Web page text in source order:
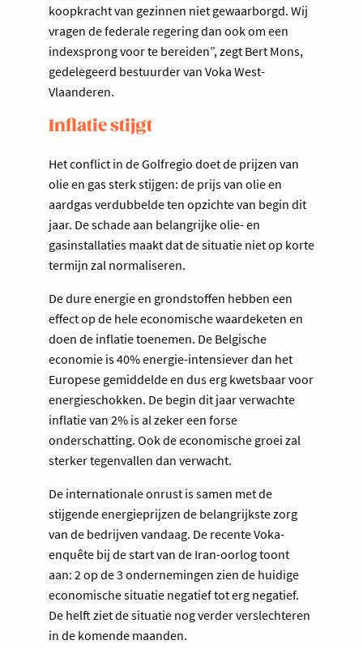
koopkracht van gezinnen niet gewaarborgd. Wij
vragen de federale regering dan ook om een
indexsprong voor te bereiden”, zegt Bert Mons,
gedelegeerd bestuurder van Voka West-
Vlaanderen.
Inflatie stijgt
Het conflict in de Golfregio doet de prijzen van
olie en gas sterk stijgen: de prijs van olie en
aardgas verdubbelde ten opzichte van begin dit
jaar. De schade aan belangrijke olie- en
gasinstallaties maakt dat de situatie niet op korte
termijn zal normaliseren.
De dure energie en grondstoffen hebben een
effect op de hele economische waardeketen en
doen de inflatie toenemen. De Belgische
economie is 40% energie-intensiever dan het
Europese gemiddelde en dus erg kwetsbaar voor
energieschokken. De begin dit jaar verwachte
inflatie van 2% is al zeker een forse
onderschatting. Ook de economische groei zal
sterker tegenvallen dan verwacht.
De internationale onrust is samen met de
stijgende energieprijzen de belangrijkste zorg
van de bedrijven vandaag. De recente Voka-
enquête bij de start van de Iran-oorlog toont
aan: 2 op de 3 ondernemingen zien de huidige
economische situatie negatief tot erg negatief.
De helft ziet de situatie nog verder verslechteren
in de komende maanden.